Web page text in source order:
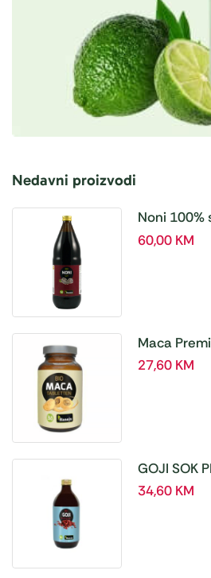
Nedavni proizvodi
Noni 100%
60,00 KM
Maca
tablete,
27,60 KM
GOJI SOK
ml
34,60 KM